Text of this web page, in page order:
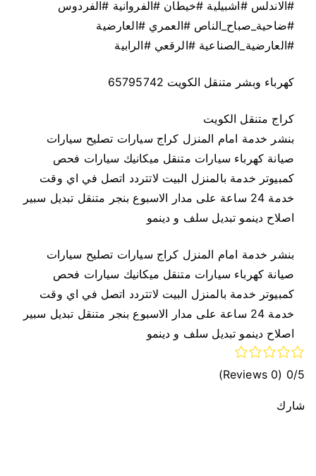
#الاندلس #اشبيلية #خيطان #الفروانية #الفردوس
#ضاحية_صباح_الناص #العمري #العارضية
#العارضية_الصناعية #الرقعي #الرابية
كهرباء وبشر متنقل الكويت 65795742
كراج متنقل الكويت
بنشر خدمة امام المنزل كراج سيارات تصليح سيارات
صيانة كهرباء سيارات متنقل ميكانيك سيارات فحص
كمبيوتر خدمة بالمنزل البيت لاتتردد اتصل في اي وقت
خدمة 24 ساعة على مدار الاسبوع بنجر متنقل تبديل سبير
اصلاح دينمو تبديل سلف و دينمو
بنشر خدمة امام المنزل كراج سيارات تصليح سيارات
صيانة كهرباء سيارات متنقل ميكانيك سيارات فحص
كمبيوتر خدمة بالمنزل البيت لاتتردد اتصل في اي وقت
خدمة 24 ساعة على مدار الاسبوع بنجر متنقل تبديل سبير
اصلاح دينمو تبديل سلف و دينمو
0/5
(0 Reviews)
شارك